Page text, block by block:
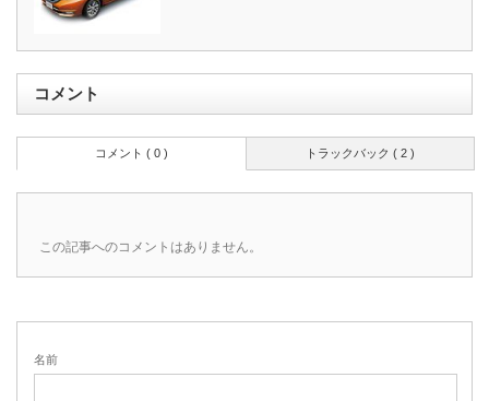
コメント
トラックバック ( 2 )
コメント ( 0 )
この記事へのコメントはありません。
名前